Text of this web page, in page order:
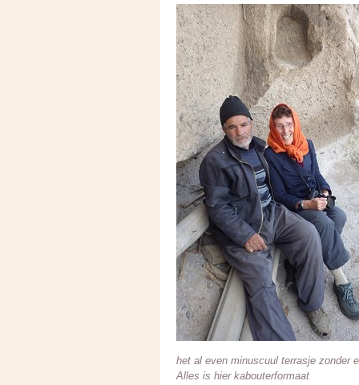
het al even minuscuul terrasje zonder
Alles is hier kabouterformaat